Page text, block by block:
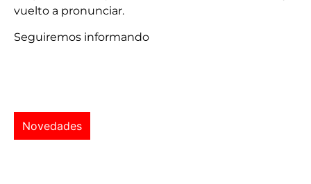
vuelto a pronunciar.
Seguiremos informando
Novedades